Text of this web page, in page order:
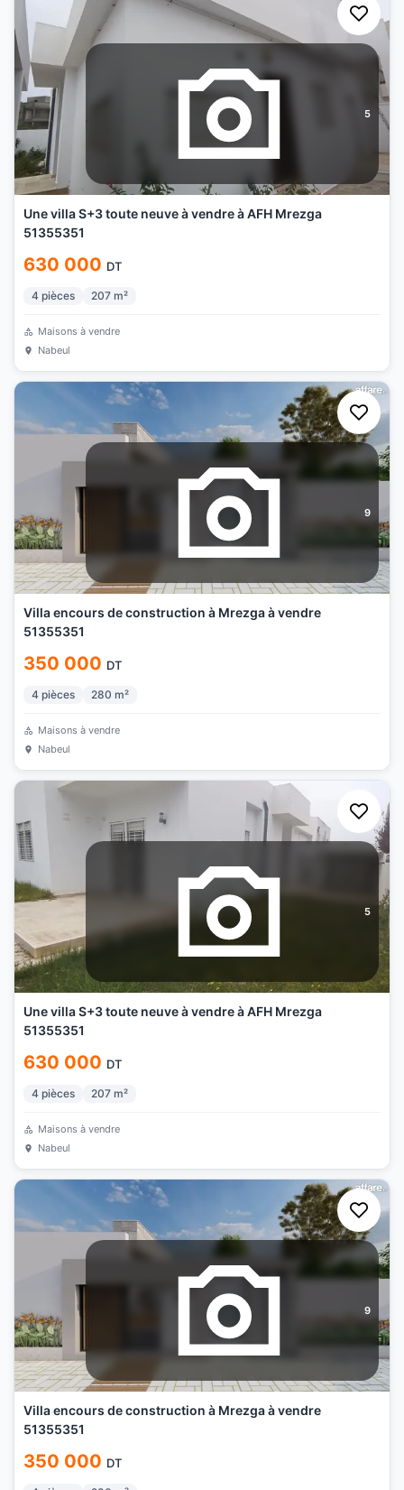
5
Une villa S+3 toute neuve à vendre à AFH Mrezga
51355351
630 000 DT
4 pièces 207 m²
Maisons à vendre
Nabeul
9
Villa encours de construction à Mrezga à vendre
51355351
350 000 DT
4 pièces 280 m²
Maisons à vendre
Nabeul
5
Une villa S+3 toute neuve à vendre à AFH Mrezga
51355351
630 000 DT
4 pièces 207 m²
Maisons à vendre
Nabeul
9
Villa encours de construction à Mrezga à vendre
51355351
350 000 DT